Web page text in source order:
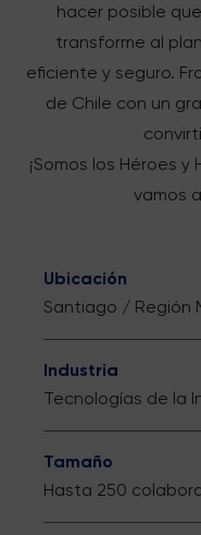
hacer posible
transforme al
eficiente y seguro.
de Chile con un
¡Somos los Héroes
vamos
Ubicación
Santiago / Región
Industria
Tecnologías de la
Tamaño
Hasta 250